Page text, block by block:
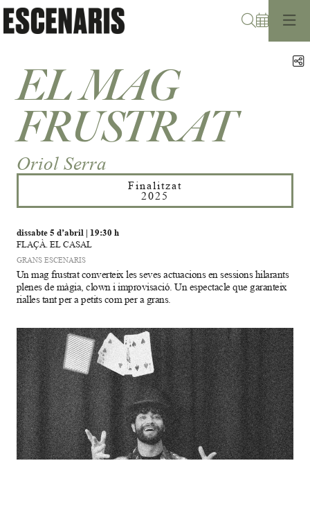
EL MAG
FRUSTRAT
Oriol Serra
Finalitzat
2025
dissabte 5 d’abril| 19:30 h
FLAÇÀ. EL CASAL
GRANS ESCENARIS
Un mag frustrat converteix les seves actuacions en sessions hilarants
plenes de màgia, clown i improvisació. Un espectacle que garanteix
rialles tant per a petits com per a grans.